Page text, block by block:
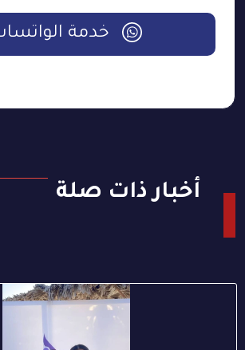
خدمة
أخبار ذات صلة